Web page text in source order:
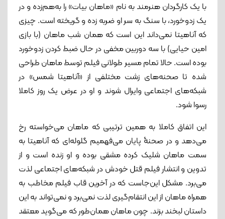
با یک کارگردان هنرمند به نام «ماهان بیات» را به‌هم‌زده و در
یک زدوخورد، با سنگ به سر او ضربه زده و گریخته است. چیزی
که آناهیتا نمی‌داند این است که همان شب ماهان (با بازی
امین حیایی) با سه دوربین مخفی در حال ضبط کردن زدوخورد
بوده است. حالا تمام مسیر طولانی فیلم توسط ماهان طراحی
شده تا صحنه‌های زشت مختلفی از «آناهیتا شمس» در
شبکه‌های اجتماعی وایرال شوند و او در عرض یک روز کاملا
رسوا شود.
این اتفاق کاملا به همین ترتیبی که ماهان می‌خواسته رخ
می‌دهد و در صحنۀ پایان می‌فهمیم گلوله‌ای که آناهیتا به
سمت ماهان شلیک کرده مشقی بوده و او زنده است و از
تدوین و انتشار فیلم قتل خودش در شبکه‌های اجتماعی لذت
می‌برد. مشکل این‌جاست که در آخرین قاب فیلم مخاطب به
همراه ماهان از این انتقام‌گیری لذت نمی‌برد و نمی‌تواند به این
داستان لبخند بزند. چون ماهان همان‌طور که می‌گوید معتقد